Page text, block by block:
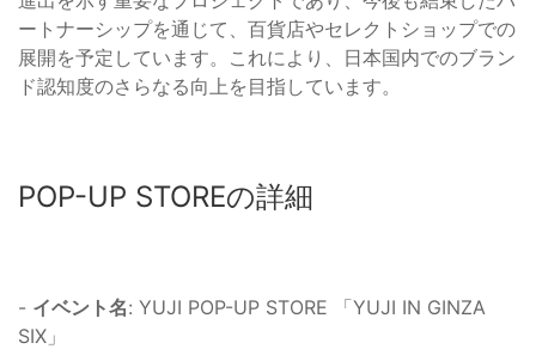
ートナーシップを通じて、百貨店やセレクトショップでの
展開を予定しています。これにより、日本国内でのブラン
ド認知度のさらなる向上を目指しています。
POP-UP STOREの詳細
- イベント名: YUJI POP-UP STORE 「YUJI IN GINZA
SIX」